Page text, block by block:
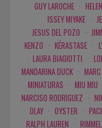
GUY LAROCHE ·
ISSEY MIYAKE ·
JESUS DEL POZO ·
KENZO · KÉRASTASE ·
· LAURA BIAGIOTTI ·
MANDARINA DUCK ·
MINIATURAS · MIU MIU
NARCISO RODRIGUEZ ·
· OLAY · OYSTER ·
RALPH LAUREN · RIMMEL